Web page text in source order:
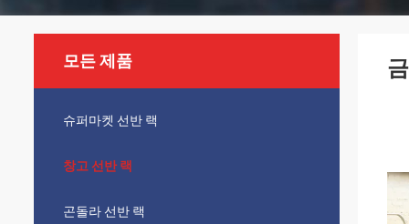
모든 제품
슈퍼마켓 선반 랙
창고 선반 랙
곤돌라 선반 랙